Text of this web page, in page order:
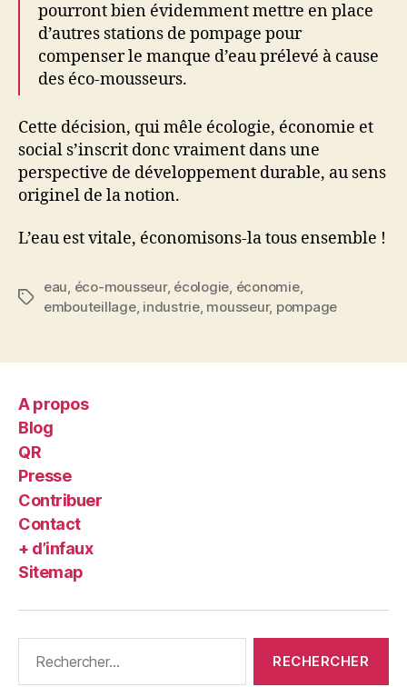
pourront bien évidemment mettre en place
d’autres stations de pompage pour
compenser le manque d’eau prélevé à cause
des éco-mousseurs.
Cette décision, qui mêle écologie, économie et
social s’inscrit donc vraiment dans une
perspective de développement durable, au sens
originel de la notion.
L’eau est vitale, économisons-la tous ensemble !
Étiquettes
eau, éco-mousseur, écologie, économie,
embouteillage, industrie, mousseur, pompage
A propos
Blog
QR
Presse
Contribuer
Contact
+ d’infaux
Sitemap